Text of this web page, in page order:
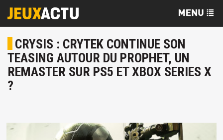
CRYSIS : CRYTEK CONTINUE SON
TEASING AUTOUR DU PROPHET, UN
REMASTER SUR PS5 ET XBOX SERIES X
?